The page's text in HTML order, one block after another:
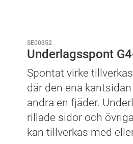
SE00352
Underlagsspont
Spontat virke
där den ena
andra en fjäder.
rillade sidor och
kan tillverkas med